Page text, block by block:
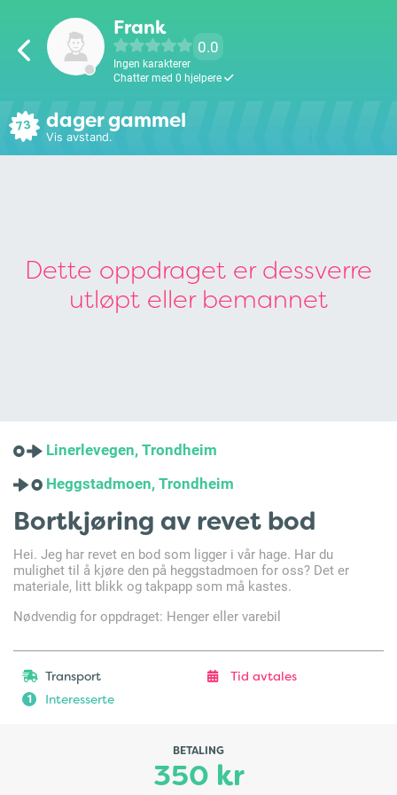
Frank
0.0
Ingen karakterer
Chatter med 0 hjelpere
73 dager gammel
Vis avstand.
Dette oppdraget er dessverre
utløpt eller bemannet
Linerlevegen, Trondheim
Heggstadmoen, Trondheim
Bortkjøring av revet bod
Hei. Jeg har revet en bod som ligger i vår hage. Har du
mulighet til å kjøre den på heggstadmoen for oss? Det er
materiale, litt blikk og takpapp som må kastes.
Nødvendig for oppdraget: Henger eller varebil
Transport Tid avtales
1 Interesserte
BETALING
350 kr